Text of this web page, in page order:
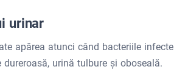
urinar
apărea atunci când bacteriile
dureroasă, urină tulbure și oboseală.